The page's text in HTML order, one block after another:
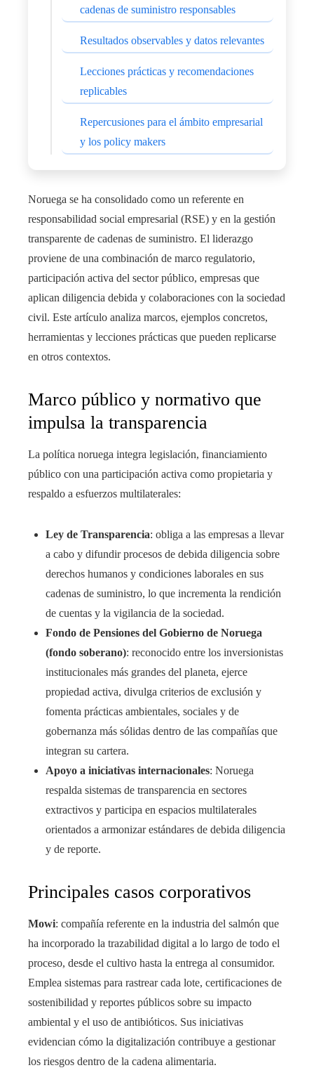
cadenas de suministro responsables
Resultados observables y datos relevantes
Lecciones prácticas y recomendaciones
replicables
Repercusiones para el ámbito empresarial
y los policy makers
Noruega se ha consolidado como un referente en
responsabilidad social empresarial (RSE) y en la gestión
transparente de cadenas de suministro. El liderazgo
proviene de una combinación de marco regulatorio,
participación activa del sector público, empresas que
aplican diligencia debida y colaboraciones con la sociedad
civil. Este artículo analiza marcos, ejemplos concretos,
herramientas y lecciones prácticas que pueden replicarse
en otros contextos.
Marco público y normativo que
impulsa la transparencia
La política noruega integra legislación, financiamiento
público con una participación activa como propietaria y
respaldo a esfuerzos multilaterales:
Ley de Transparencia: obliga a las empresas a llevar
a cabo y difundir procesos de debida diligencia sobre
derechos humanos y condiciones laborales en sus
cadenas de suministro, lo que incrementa la rendición
de cuentas y la vigilancia de la sociedad.
Fondo de Pensiones del Gobierno de Noruega
(fondo soberano): reconocido entre los inversionistas
institucionales más grandes del planeta, ejerce
propiedad activa, divulga criterios de exclusión y
fomenta prácticas ambientales, sociales y de
gobernanza más sólidas dentro de las compañías que
integran su cartera.
Apoyo a iniciativas internacionales: Noruega
respalda sistemas de transparencia en sectores
extractivos y participa en espacios multilaterales
orientados a armonizar estándares de debida diligencia
y de reporte.
Principales casos corporativos
Mowi: compañía referente en la industria del salmón que
ha incorporado la trazabilidad digital a lo largo de todo el
proceso, desde el cultivo hasta la entrega al consumidor.
Emplea sistemas para rastrear cada lote, certificaciones de
sostenibilidad y reportes públicos sobre su impacto
ambiental y el uso de antibióticos. Sus iniciativas
evidencian cómo la digitalización contribuye a gestionar
los riesgos dentro de la cadena alimentaria.